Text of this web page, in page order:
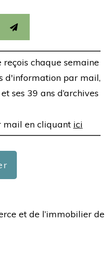
reçois chaque semaine
d'information par mail,
ses 39 ans d’archives
mail en cliquant ici
et de l’immobilier de